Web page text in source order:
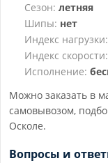
Сезон: летняя
Шипы: нет
Индекс нагрузки:
Индекс скорости:
Исполнение:
Можно заказать в
самовывозом,
Осколе.
Вопросы и